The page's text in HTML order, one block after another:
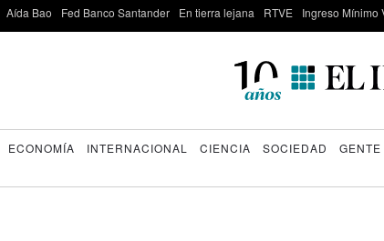
Aída Bao Fed Banco Santander En tierra lejana RTVE Ingreso Mínimo
ECONOMÍA INTERNACIONAL CIENCIA SOCIEDAD GENTE